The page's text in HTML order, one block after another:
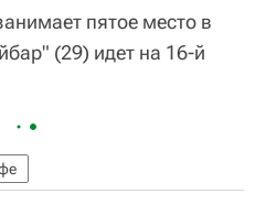
пятое место в
(29) идет на 16-й